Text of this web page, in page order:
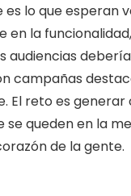
lo que esperan
en la
audiencias
campañas
El reto es generar
se queden en la
de la gente.